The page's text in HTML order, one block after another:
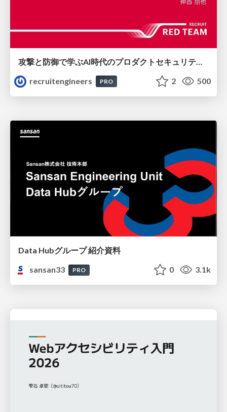
recruitengineers
PRO 2 500
Data Hubグループ 紹介資料
sansan33
PRO 0 3.1k